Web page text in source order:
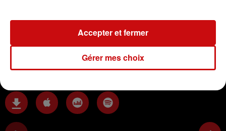
3/5 GÉRER LA DÉCEPTION DES CADEAUX DE
NOËL POUR LES ENFANTS
Gérer mes choix
Accepter et fermer